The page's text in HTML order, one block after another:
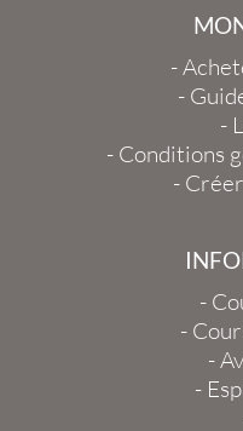
-
-
-
- Conditions
-
-
-
-
-